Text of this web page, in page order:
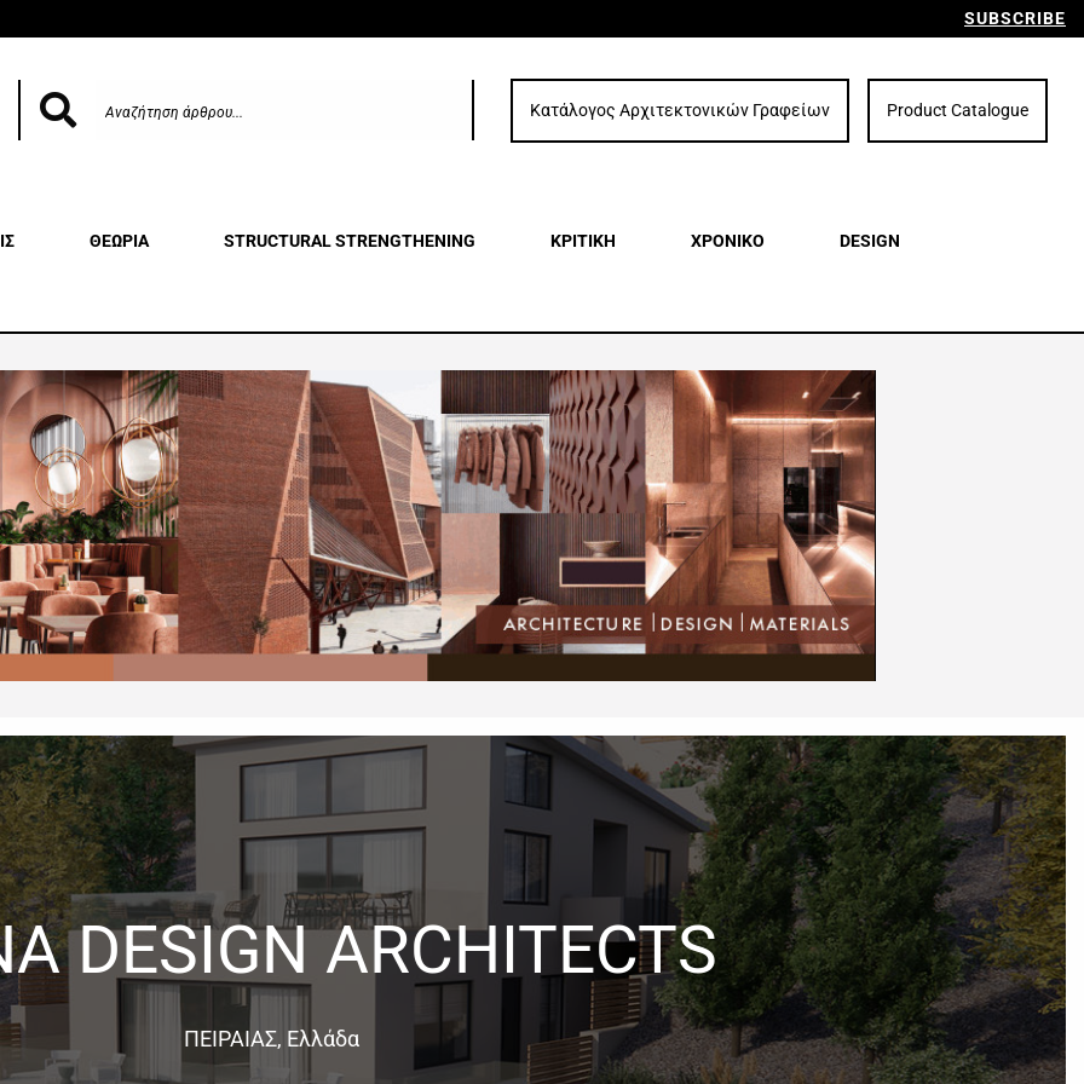
SUBSCRIBE
Κατάλογος Αρχιτεκτονικών Γραφείων Product Catalogue
ΘΕΩΡΙΑ STRUCTURAL STRENGTHENING ΚΡΙΤΙΚΗ ΧΡΟΝΙΚΟ DESIGN
DESIGN ARCHITECTS
ΠΕΙΡΑΙΑΣ, Ελλάδα